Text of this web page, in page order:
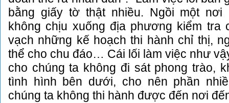
bằng giấy tờ thật nhiều. Ngồi một nơi
không chịu xuống địa phương kiểm tra
vạch những kế hoạch thi hành chỉ thị,
thể cho chu đáo… Cái lối làm việc như
cho chúng ta không đi sát phong trào,
tình hình bên dưới, cho nên phần
chúng ta không thi hành được đến nơi